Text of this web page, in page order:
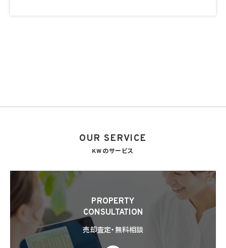
OUR SERVICE
KWのサービス
PROPERTY
CONSULTATION
売却査定・無料相談